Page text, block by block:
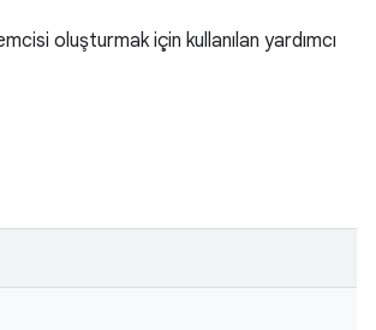
oluşturmak için kullanılan yardımcı